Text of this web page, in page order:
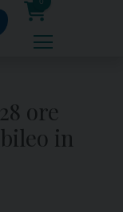
0
prodotti
ore
in